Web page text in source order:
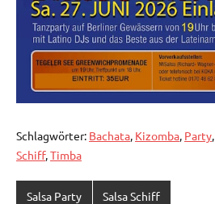
Schlagwörter: Bachata, Kizomba, Party,
Schiff,Timba
Salsa Party Salsa Schiff